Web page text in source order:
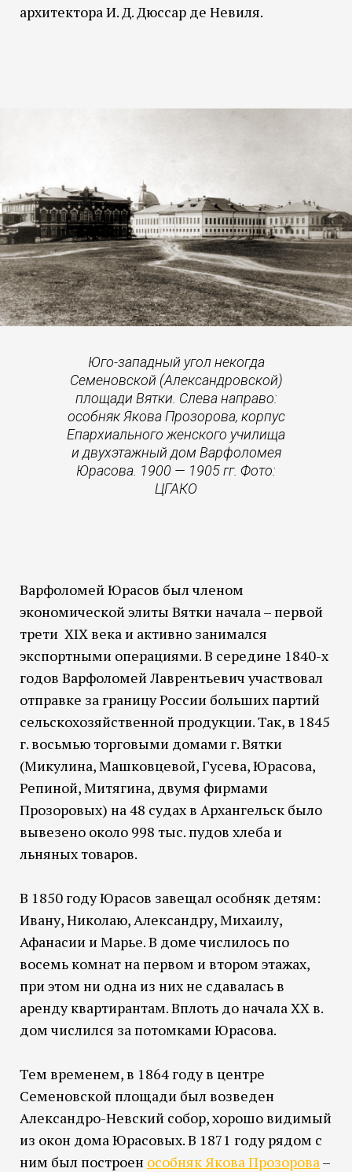
архитектора И. Д. Дюссар де Невиля.
Юго-западный угол некогда
Семеновской (Александровской)
площади Вятки. Слева направо:
особняк Якова Прозорова, корпус
Епархиального женского училища
и двухэтажный дом Варфоломея
Юрасова. 1900 — 1905 гг. Фото:
ЦГАКО
Варфоломей Юрасов был членом
экономической элиты Вятки начала – первой
трети XIX века и активно занимался
экспортными операциями. В середине 1840-х
годов Варфоломей Лаврентьевич участвовал
отправке за границу России больших партий
сельскохозяйственной продукции. Так, в 1845
г. восьмью торговыми домами г. Вятки
(Микулина, Машковцевой, Гусева, Юрасова,
Репиной, Митягина, двумя фирмами
Прозоровых) на 48 судах в Архангельск было
вывезено около 998 тыс. пудов хлеба и
льняных товаров.
В 1850 году Юрасов завещал особняк детям:
Ивану, Николаю, Александру, Михаилу,
Афанасии и Марье. В доме числилось по
восемь комнат на первом и втором этажах,
при этом ни одна из них не сдавалась в
аренду квартирантам. Вплоть до начала XX в.
дом числился за потомками Юрасова.
Тем временем, в 1864 году в центре
Семеновской площади был возведен
Александро-Невский собор, хорошо видимый
из окон дома Юрасовых. В 1871 году рядом с
ним был построен особняк Якова Прозорова–